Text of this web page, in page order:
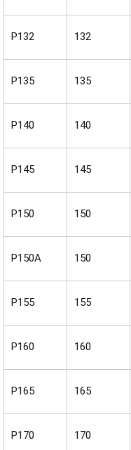
P132 132
P135 135
P140 140
P145 145
P150 150
P150A 150
P155 155
P160 160
P165 165
P170 170